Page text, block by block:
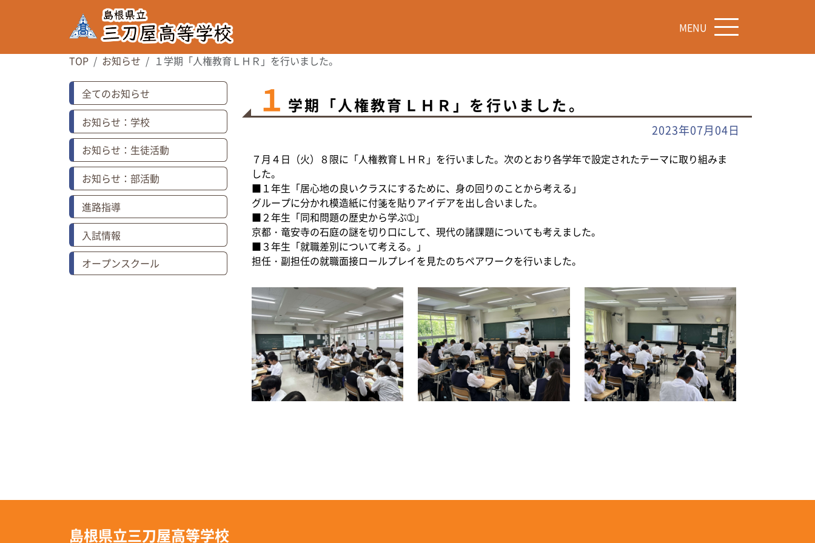
MENU
TOP お知らせ １学期「人権教育ＬＨＲ」を行いました。
全てのお知らせ
お知らせ：学校
お知らせ：生徒活動
お知らせ：部活動
進路指導
入試情報
オープンスクール
１ 学期「人権教育ＬＨＲ」を行いました。
2023年07月04日
７月４日（火）８限に「人権教育ＬＨＲ」を行いました。次のとおり各学年で設定されたテーマに取り組みま
した。
■１年生「居心地の良いクラスにするために、身の回りのことから考える」
グループに分かれ模造紙に付箋を貼りアイデアを出し合いました。
■２年生「同和問題の歴史から学ぶ➀」
京都・竜安寺の石庭の謎を切り口にして、現代の諸課題についても考えました。
■３年生「就職差別について考える。」
担任・副担任の就職面接ロールプレイを見たのちペアワークを行いました。
島根県立三刀屋高等学校